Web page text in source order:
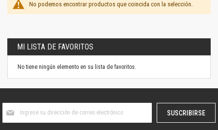
No podemos encontrar productos que coincida con la selección.
MI LISTA DE FAVORITOS
No tiene ningún elemento en su lista de favoritos.
boletín
SUSCRIBIRSE